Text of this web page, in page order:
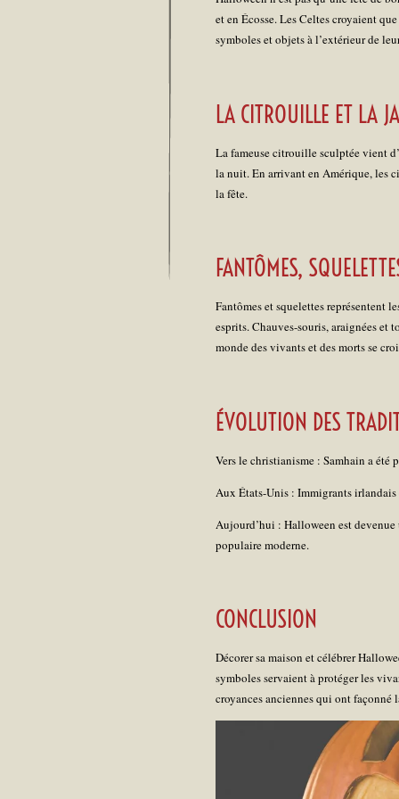
et en Écosse. Les Celtes croyaient
symboles et objets à l’extérieur de
LA CITROUILLE ET LA
La fameuse citrouille sculptée vient
la nuit. En arrivant en Amérique, les
la fête.
FANTÔMES,
Fantômes et squelettes représentent
esprits. Chauves-souris, araignées et
monde des vivants et des morts se
ÉVOLUTION DES
Vers le christianisme : Samhain a été
Aux États-Unis : Immigrants irlandais
Aujourd’hui : Halloween est
populaire moderne.
CONCLUSION
Décorer sa maison et célébrer
symboles servaient à protéger les
croyances anciennes qui ont façonné